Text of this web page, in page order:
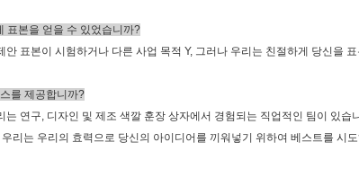
표본을 얻을 수 있었습니까?
안 표본이 시험하거나 다른 사업 목적 Y, 그러나 우리는 친절하게 당신을
를 제공합니까?
는 연구, 디자인 및 제조 색깔 훈장 상자에서 경험되는 직업적인 팀이 있
리는 우리의 효력으로 당신의 아이디어를 끼워넣기 위하여 베스트를 시